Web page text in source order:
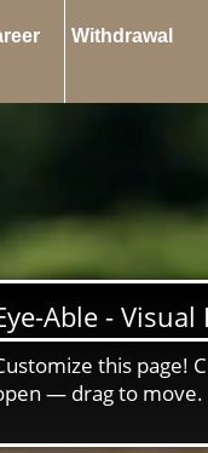
Withdrawal